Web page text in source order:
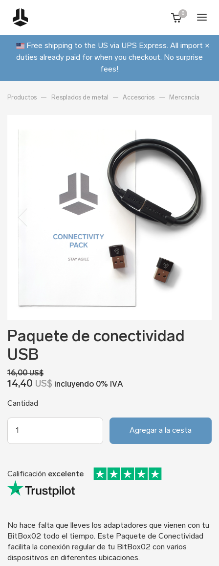
0
Free shipping to the US via UPS Express. All import
duties already paid for when you checkout. No surprise
fees!
×
Productos Resplados de metal Accesorios Mercancía
Paquete de conectividad
USB
16,00US$
14,40 US$ incluyendo 0% IVA
Cantidad
Agregar a la cesta
Calificación excelente
No hace falta que lleves los adaptadores que vienen con tu
BitBox02 todo el tiempo. Este Paquete de Conectividad
facilita la conexión regular de tu BitBox02 con varios
dispositivos en diferentes ubicaciones.